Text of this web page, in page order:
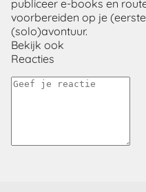
publiceer e-books en
voorbereiden op je
(solo)avontuur.
Bekijk ook
Reacties